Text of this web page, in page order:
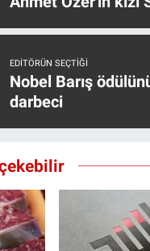
EDITÖRÜN SEÇTIĞI
Nobel Barış
darbeci